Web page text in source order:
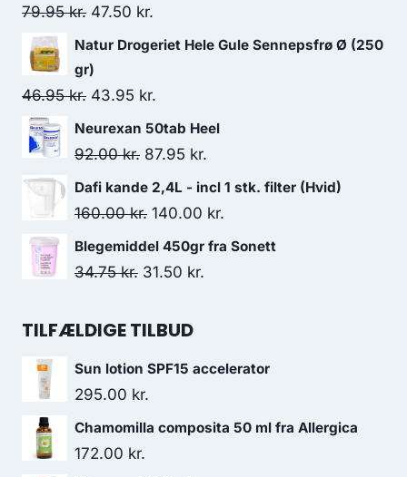
79.95kr. Den
oprindelige
pris
var:
79.95 kr..
47.50 kr.
aktuelle
47.50 kr..
Natur Drogeriet Hele Gule Sennepsfrø Ø (250
gr)
46.95kr. Den
oprindelige
pris
46.95 kr..
43.95 kr.
aktuelle
pris
43.95 kr..
Neurexan 50tab Heel
92.00kr. Den
oprindelige
pris
92.00 kr..
87.95 kr.
aktuelle
pris
Dafi kande 2,4L - incl 1 stk. filter (Hvid)
160.00kr. Den
oprindelige
pris
160.00 kr..
140.00 kr.
aktuelle
Blegemiddel 450gr fra Sonett
34.75kr. Den
pris
34.75 kr..
31.50 kr.
31.50 kr..
TILFÆLDIGE TILBUD
Sun lotion SPF15 accelerator
295.00 kr.
Chamomilla composita 50 ml fra Allergica
172.00 kr.